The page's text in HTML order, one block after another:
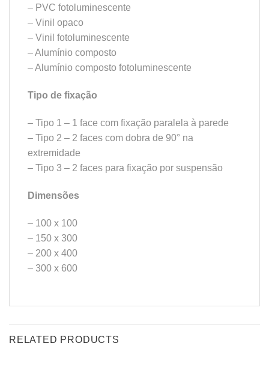
– PVC fotoluminescente
– Vinil opaco
– Vinil fotoluminescente
– Alumínio composto
– Alumínio composto fotoluminescente
Tipo de fixação
– Tipo 1 – 1 face com fixação paralela à parede
– Tipo 2 – 2 faces com dobra de 90° na
extremidade
– Tipo 3 – 2 faces para fixação por suspensão
Dimensões
– 100 x 100
– 150 x 300
– 200 x 400
– 300 x 600
RELATED PRODUCTS